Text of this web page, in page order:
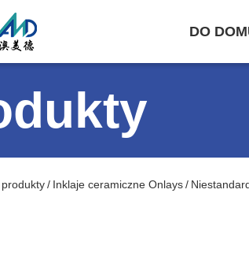
DO
produkty/ Inklaje ceramiczne Onlays/